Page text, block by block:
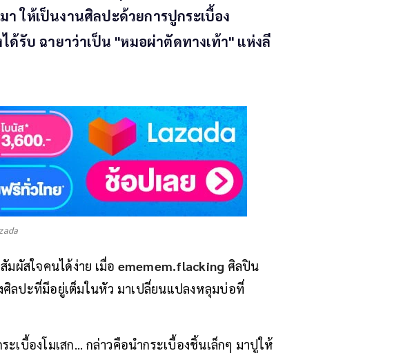
ให้เป็นงานศิลปะด้วยการปูกระเบื้อง
ด้รับ ฉายาว่าเป็น "หมอผ่าตัดทางเท้า" แห่งลี
ผัสใจคนได้ง่าย เมื่อ ememem.flacking ศิลปิน
ลปะที่มีอยู่เต็มในหัว มาเปลี่ยนแปลงหลุมบ่อที่
ะเบื้องโมเสก... กล่าวคือนำกระเบื้องชิ้นเล็กๆ มาปูให้